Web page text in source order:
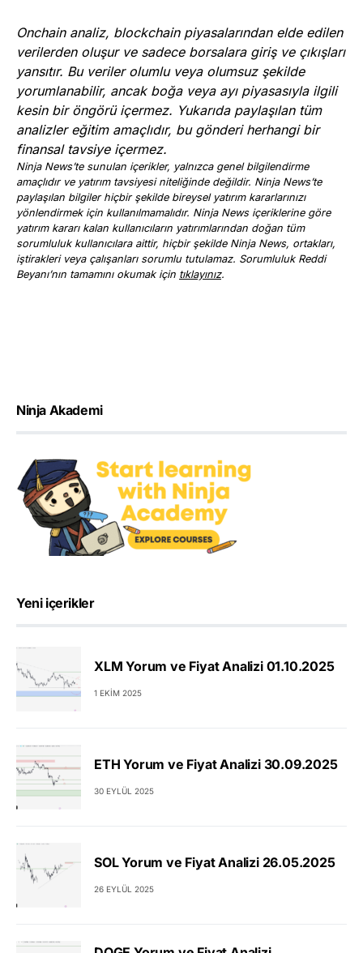
Onchain analiz, blockchain piyasalarından elde edilen
verilerden oluşur ve sadece borsalara giriş ve çıkışları
yansıtır. Bu veriler olumlu veya olumsuz şekilde
yorumlanabilir, ancak boğa veya ayı piyasasıyla ilgili
kesin bir öngörü içermez. Yukarıda paylaşılan tüm
analizler eğitim amaçlıdır, bu gönderi herhangi bir
finansal tavsiye içermez.
Ninja News’te sunulan içerikler, yalnızca genel bilgilendirme
amaçlıdır ve yatırım tavsiyesi niteliğinde değildir. Ninja News’te
paylaşılan bilgiler hiçbir şekilde bireysel yatırım kararlarınızı
yönlendirmek için kullanılmamalıdır. Ninja News içeriklerine göre
yatırım kararı kalan kullanıcıların yatırımlarından doğan tüm
sorumluluk kullanıcılara aittir, hiçbir şekilde Ninja News, ortakları,
iştirakleri veya çalışanları sorumlu tutulamaz. Sorumluluk Reddi
Beyanı’nın tamamını okumak için tıklayınız.
Ninja Akademi
Yeni içerikler
XLM Yorum ve Fiyat Analizi 01.10.2025
1 EKIM 2025
ETH Yorum ve Fiyat Analizi 30.09.2025
30 EYLÜL 2025
SOL Yorum ve Fiyat Analizi 26.05.2025
26 EYLÜL 2025